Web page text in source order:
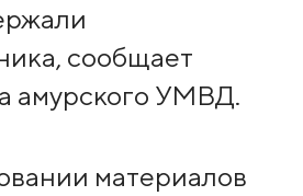
сообщает
амурского УМВД.
материалов